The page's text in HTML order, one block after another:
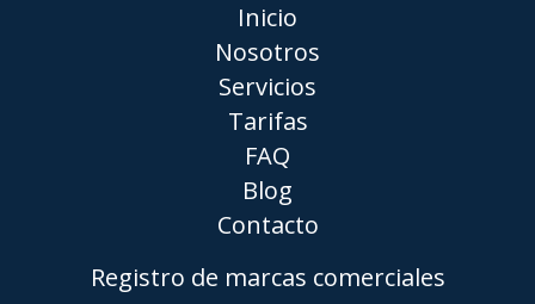
Inicio
Nosotros
Servicios
Tarifas
FAQ
Blog
Contacto
Registro de marcas comerciales